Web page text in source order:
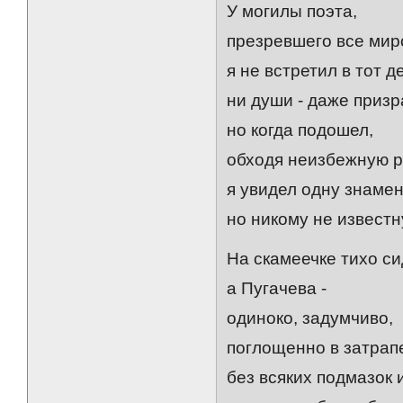
У могилы поэта,
презревшего все
я не встретил в тот
ни души - даже
но когда подошел,
обходя неизбежную
я увидел одну
но никому не
На скамеечке тихо
а Пугачева -
одиноко, задумчиво,
поглощенно в
без всяких подмазок